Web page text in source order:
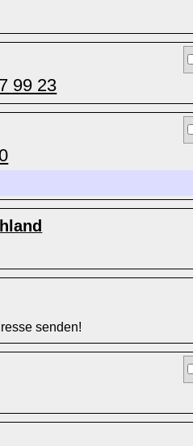
99 23
senden!